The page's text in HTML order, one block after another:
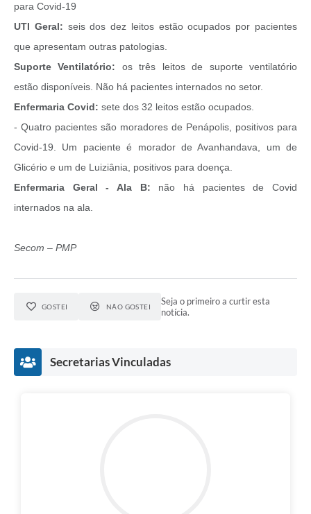
para Covid-19
UTI Geral: seis dos dez leitos estão ocupados por pacientes
que apresentam outras patologias.
Suporte Ventilatório: os três leitos de suporte ventilatório
estão disponíveis. Não há pacientes internados no setor.
Enfermaria Covid: sete dos 32 leitos estão ocupados.
- Quatro pacientes são moradores de Penápolis, positivos para
Covid-19. Um paciente é morador de Avanhandava, um de
Glicério e um de Luiziânia, positivos para doença.
Enfermaria Geral - Ala B: não há pacientes de Covid
internados na ala.
Secom – PMP
GOSTEI NÃO GOSTEI
Seja o primeiro a curtir esta
notícia.
Secretarias Vinculadas